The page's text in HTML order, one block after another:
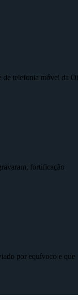
telefonia móvel da
fortificação
por equívoco e que